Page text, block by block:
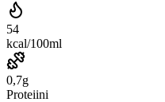
54
kcal/100ml
0,7g
Proteiini